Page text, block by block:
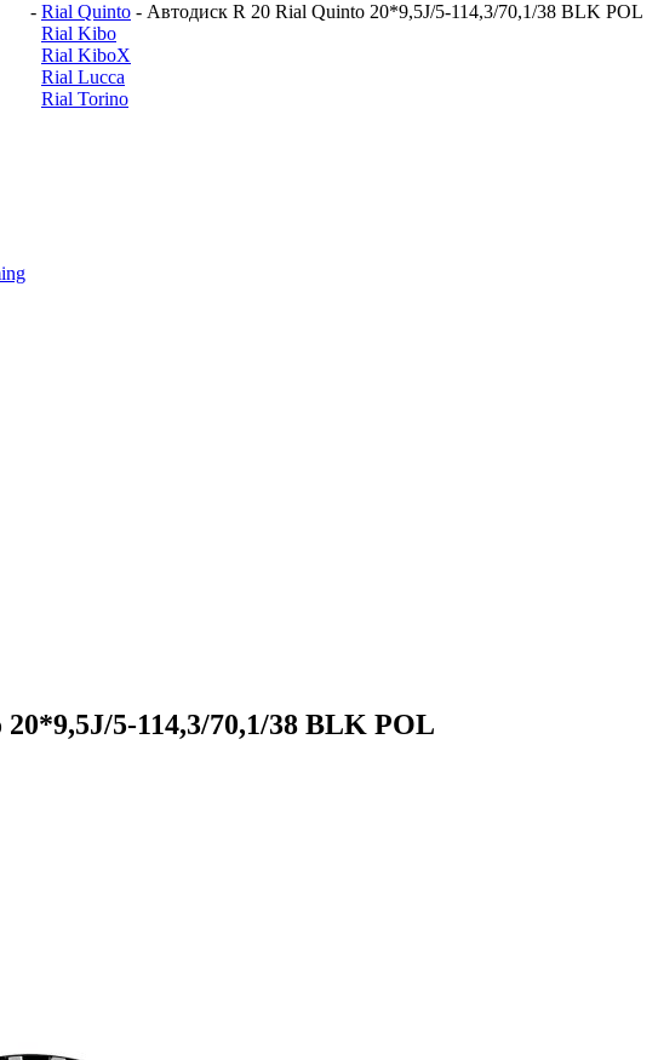
- Rial Quinto
Rial Kibo
Rial KiboX
Rial Lucca
Rial Torino
- Автодиск R 20 Rial Quinto 20*9,5J/5-114,3/70,1/38 BLK POL
5-114,3/70,1/38 BLK POL